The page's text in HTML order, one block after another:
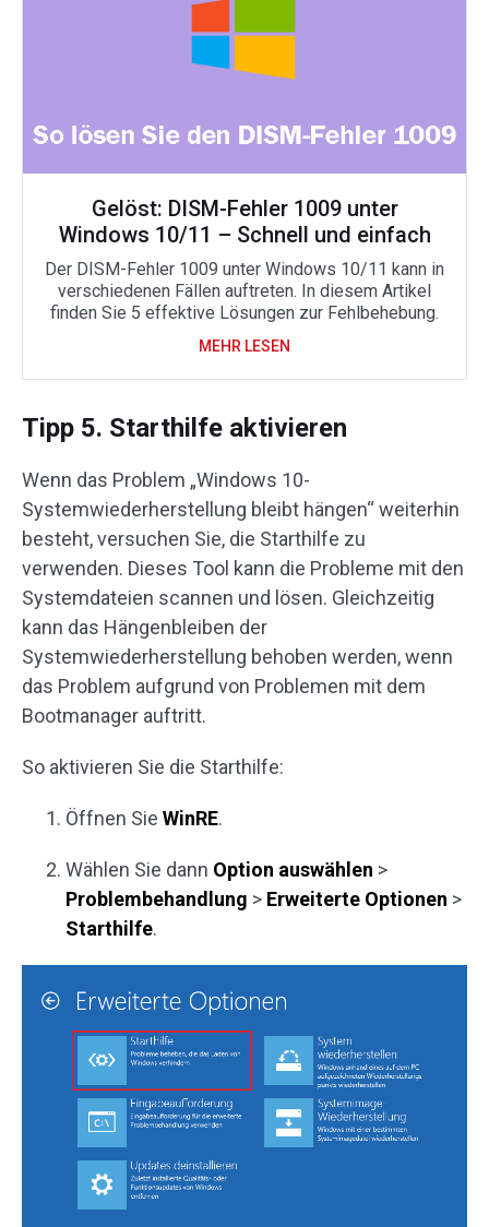
Gelöst: DISM-Fehler 1009 unter
Windows 10/11 – Schnell und einfach
Der DISM-Fehler 1009 unter Windows 10/11 kann in
verschiedenen Fällen auftreten. In diesem Artikel
finden Sie 5 effektive Lösungen zur Fehlbehebung.
MEHR LESEN
Tipp 5. Starthilfe aktivieren
Wenn das Problem „Windows 10-
Systemwiederherstellung bleibt hängen“ weiterhin
besteht, versuchen Sie, die Starthilfe zu
verwenden. Dieses Tool kann die Probleme mit den
Systemdateien scannen und lösen. Gleichzeitig
kann das Hängenbleiben der
Systemwiederherstellung behoben werden, wenn
das Problem aufgrund von Problemen mit dem
Bootmanager auftritt.
So aktivieren Sie die Starthilfe:
Öffnen Sie WinRE.
Wählen Sie dann Option auswählen >
Problembehandlung > Erweiterte Optionen >
Starthilfe.